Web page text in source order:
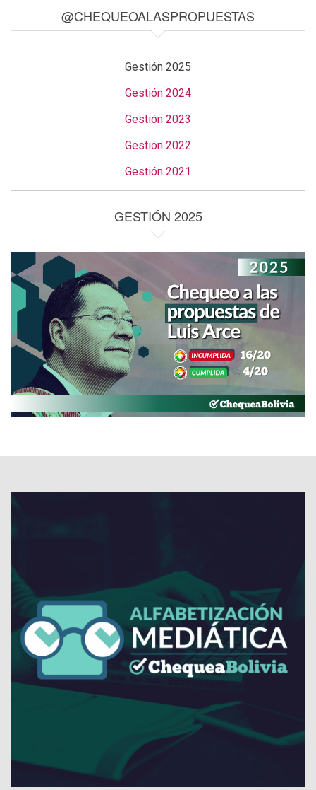
@CHEQUEOALASPROPUESTAS
Gestión 2025
Gestión 2024
Gestión 2023
Gestión 2022
Gestión 2021
GESTIÓN 2025